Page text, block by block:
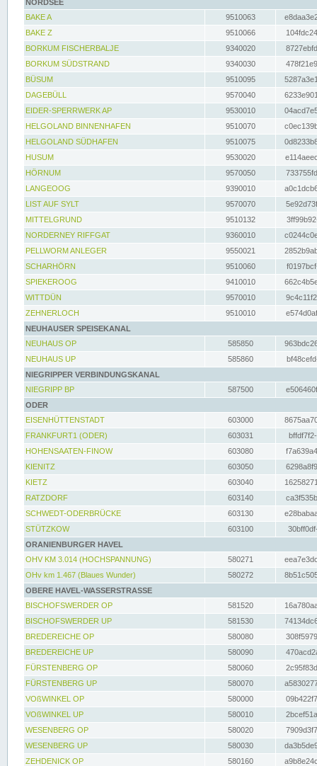
NORDSEE
BAKE A
9510063
BAKE Z
9510066
BORKUM FISCHERBALJE
9340020
BORKUM SÜDSTRAND
9340030
BÜSUM
9510095
DAGEBÜLL
9570040
EIDER-SPERRWERK AP
9530010
HELGOLAND BINNENHAFEN
9510070
HELGOLAND SÜDHAFEN
9510075
HUSUM
9530020
HÖRNUM
9570050
LANGEOOG
9390010
LIST AUF SYLT
9570070
MITTELGRUND
9510132
NORDERNEY RIFFGAT
9360010
PELLWORM ANLEGER
9550021
SCHARHÖRN
9510060
SPIEKEROOG
9410010
WITTDÜN
9570010
ZEHNERLOCH
9510010
NEUHAUSER SPEISEKANAL
NEUHAUS OP
585850
NEUHAUS UP
585860
NIEGRIPPER VERBINDUNGSKANAL
NIEGRIPP BP
587500
ODER
EISENHÜTTENSTADT
603000
FRANKFURT1 (ODER)
603031
HOHENSAATEN-FINOW
603080
KIENITZ
603050
KIETZ
603040
RATZDORF
603140
SCHWEDT-ODERBRÜCKE
603130
STÜTZKOW
603100
ORANIENBURGER HAVEL
OHV KM 3.014 (HOCHSPANNUNG)
580271
OHv km 1.467 (Blaues Wunder)
580272
OBERE HAVEL-WASSERSTRASSE
BISCHOFSWERDER OP
581520
BISCHOFSWERDER UP
581530
BREDEREICHE OP
580080
BREDEREICHE UP
580090
FÜRSTENBERG OP
580060
FÜRSTENBERG UP
580070
VOßWINKEL OP
580000
VOßWINKEL UP
580010
WESENBERG OP
580020
WESENBERG UP
580030
ZEHDENICK OP
580160